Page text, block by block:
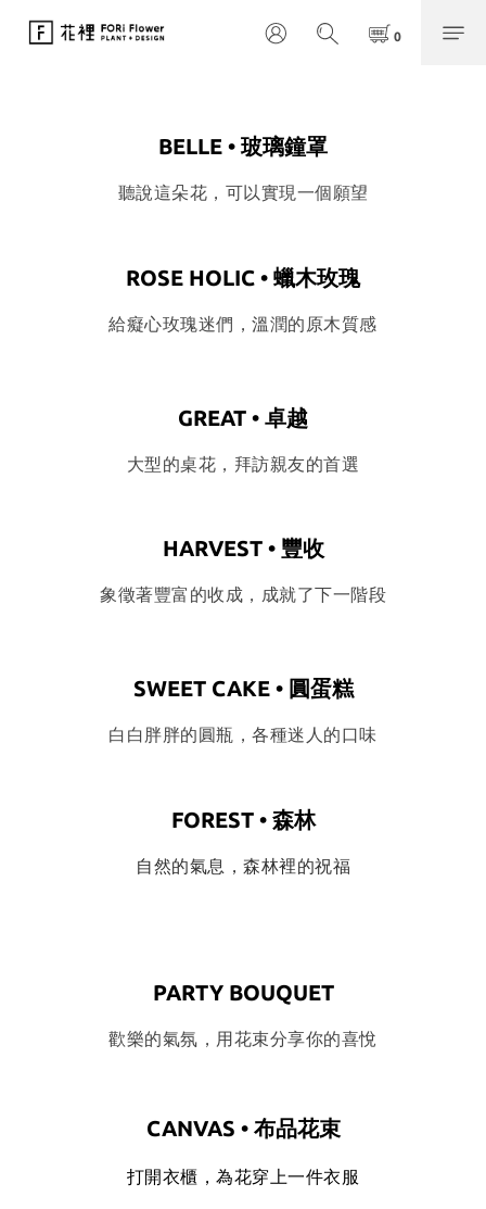
BELLE • 玻璃鐘罩
聽說這朵花，可以實現一個願望
ROSE HOLIC • 蠟木玫瑰
給癡心玫瑰迷們，溫潤的原木質感
GREAT • 卓越
大型的桌花，拜訪親友的首選
HARVEST • 豐收
象徵著豐富的收成，成就了下一階段
SWEET CAKE • 圓蛋糕
白白胖胖的圓瓶，各種迷人的口味
FOREST • 森林
自然的氣息， 森林裡的祝福
PARTY BOUQUET
歡樂的氣氛，用花束分享你的喜悅
CANVAS • 布品花束
打開衣櫃，為花穿上一件衣服